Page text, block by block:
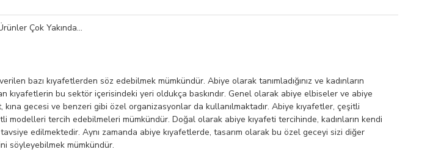
Çok Yakında...
bazı kıyafetlerden söz edebilmek mümkündür. Abiye olarak tanımladığınız ve kadınların
bu sektör içerisindeki yeri oldukça baskındır. Genel olarak abiye elbiseler ve abiye
gecesi ve benzeri gibi özel organizasyonlar da kullanılmaktadır. Abiye kıyafetler, çeşitli
modelleri tercih edebilmeleri mümkündür. Doğal olarak abiye kıyafeti tercihinde, kadınların kendi
edilmektedir. Aynı zamanda abiye kıyafetlerde, tasarım olarak bu özel geceyi sizi diğer
söyleyebilmek mümkündür.